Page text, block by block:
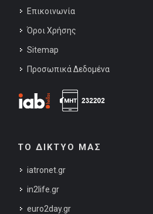
Επικοινωνία
Όροι Χρήσης
Sitemap
Προσωπικά Δεδομένα
ΤΟ ΔΙΚΤΥΟ ΜΑΣ
iatronet.gr
in2life.gr
euro2day.gr